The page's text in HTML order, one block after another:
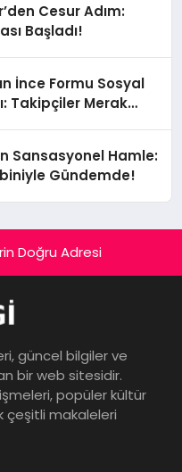
Cesur Adım:
Başladı!
İnce Formu Sosyal
Takipçiler Merak
Sansasyonel Hamle:
Gündemde!
Doğru Adresi
güncel bilgiler ve
bir web sitesidir.
popüler kültür
çeşitli makaleleri